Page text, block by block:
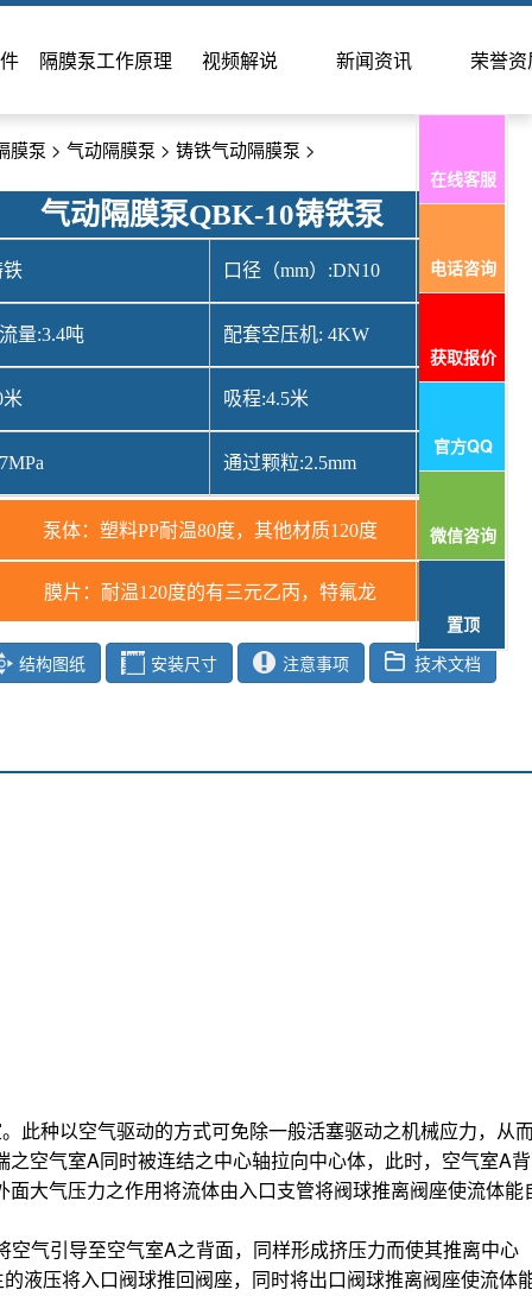
隔膜泵工作原理 视频解说 新闻资讯 荣誉资
在线客服
电话咨询
获取报价
官方QQ
微信咨询
置顶
膜泵 > 气动隔膜泵 > 铸铁气动隔膜泵 >
气动隔膜泵QBK-10铸铁泵
铁 口径（mm）:DN10
量:3.4吨 配套空压机: 4KW
吸程:4.5米
通过颗粒:2.5mm
泵体：塑料PP耐温80度，其他材质120度
膜片：耐温120度的有三元乙丙，特氟龙
结构图纸 安装尺寸 注意事项 技术文档
此种以空气驱动的方式可免除一般活塞驱动之机械应力，从
之空气室A同时被连结之中心轴拉向中心体，此时，空气室A
面大气压力之作用将流体由入口支管将阀球推离阀座使流体能
空气引导至空气室A之背面，同样形成挤压力而使其推离中心
液压将入口阀球推回阀座，同时将出口阀球推离阀座使流体